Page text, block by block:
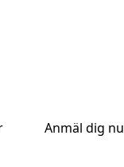
Anmäl dig nu